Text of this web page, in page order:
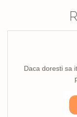
Daca doresti sa